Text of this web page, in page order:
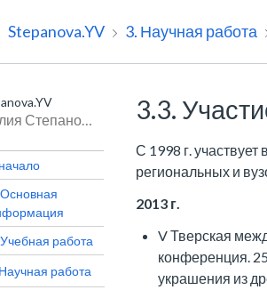
Stepanova.YV 3. Научная работа
Юлия Степанова
работа
работа
3.3.
С 1998 г.
региональных и
2013 г.
V Тверская
конференция.
украшения из